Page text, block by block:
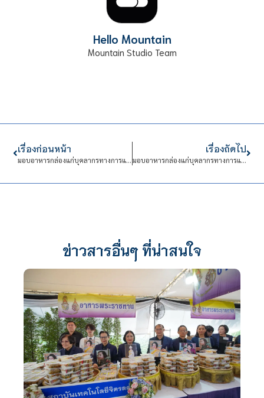
Hello Mountain
Mountain Studio Team
เรื่องก่อนหน้า
มอบอาหารกล่องแก่บุคลากรทางการแพทย์ ครั้งที่ 30
เรื่องถัดไป
มอบอาหารกล่องแก่บุคลากรทางการแพทย์ ครั้งที่ 31
ข่าวสารอื่นๆ ที่น่าสนใจ